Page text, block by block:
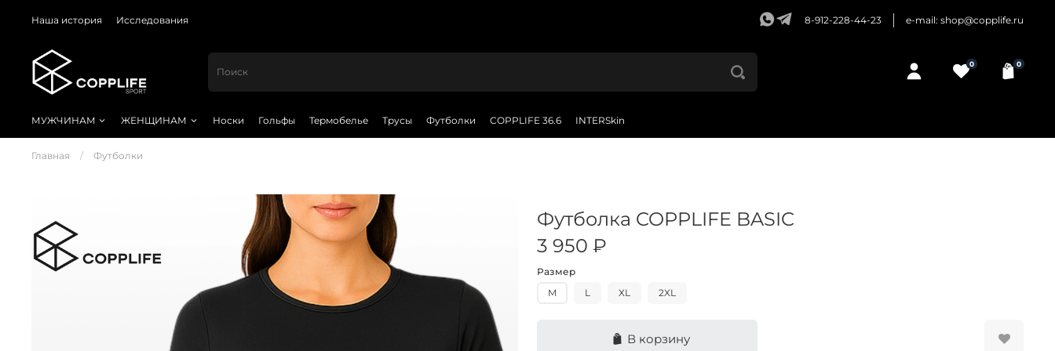
Наша история Исследования 8-912-228-44-23 e-mail: shop@copplife.ru
0 0
МУЖЧИНАМ ЖЕНЩИНАМ Носки Гольфы Термобелье Трусы Футболки COPPLIFE 36.6 INTERSkin
Главная Футболки
Футболка COPPLIFE BASIC
3 950 ₽
Размер
M
L XL 2XL
В корзину